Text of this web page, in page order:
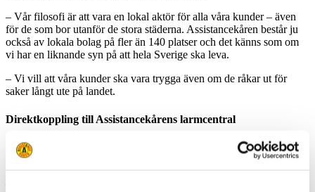
– Vår filosofi är att vara en lokal aktör för alla våra kunder – även
för de som bor utanför de stora städerna. Assistancekåren består ju
också av lokala bolag på fler än 140 platser och det känns som om
vi har en liknande syn på att hela Sverige ska leva.
– Vi vill att våra kunder ska vara trygga även om de råkar ut för
saker långt ute på landet.
Direktkoppling till Assistancekårens larmcentral
Avtalet innebär att alla Dina Försäkringars motorkunder kopplas
direkt till Assistancekårens larmcentral när de ringer för att få hjälp.